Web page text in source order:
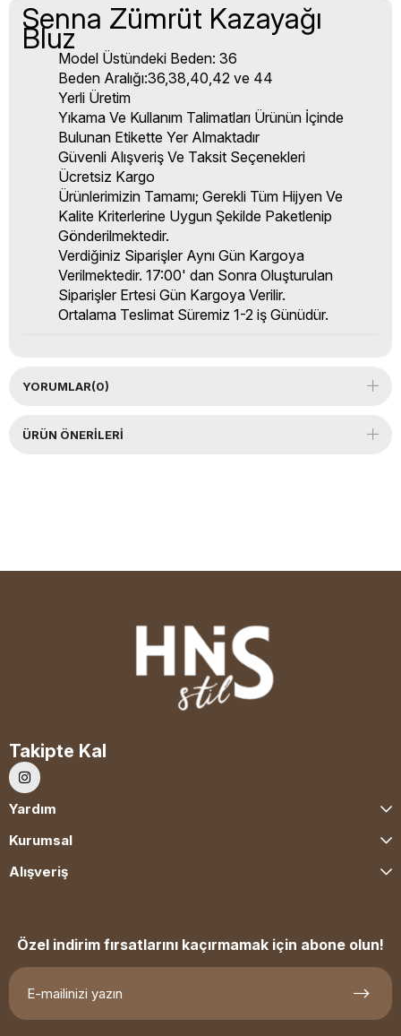
Senna Zümrüt Kazayağı
Bluz
Model Üstündeki Beden: 36
Beden Aralığı:36,38,40,42 ve 44
Yerli Üretim
Yıkama Ve Kullanım Talimatları Ürünün İçinde
Bulunan Etikette Yer Almaktadır
Güvenli Alışveriş Ve Taksit Seçenekleri
Ücretsiz Kargo
Ürünlerimizin Tamamı; Gerekli Tüm Hijyen Ve
Kalite Kriterlerine Uygun Şekilde Paketlenip
Gönderilmektedir.
Verdiğiniz Siparişler Aynı Gün Kargoya
Verilmektedir. 17:00' dan Sonra Oluşturulan
Siparişler Ertesi Gün Kargoya Verilir.
Ortalama Teslimat Süremiz 1-2 iş Günüdür.
YORUMLAR(0)
ÜRÜN ÖNERILERI
Takipte Kal
Yardım
Kurumsal
Alışveriş
Özel indirim fırsatlarını kaçırmamak için abone olun!